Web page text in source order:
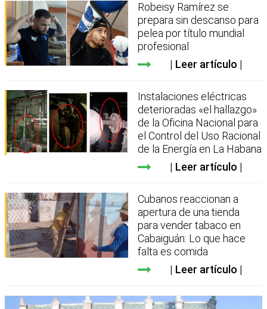
Robeisy Ramírez se
prepara sin descanso para
pelea por título mundial
profesional
Leer artículo
Instalaciones eléctricas
deterioradas «el hallazgo»
de la Oficina Nacional para
el Control del Uso Racional
de la Energía en La Habana
Leer artículo
Cubanos reaccionan a
apertura de una tienda
para vender tabaco en
Cabaiguán: Lo que hace
falta es comida
Leer artículo